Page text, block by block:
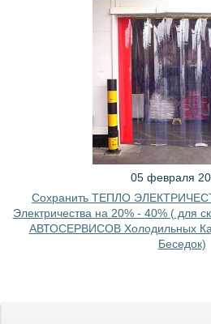
05 февраля
Сохранить ТЕПЛО
Электричества на 20% - 40% ( для
АВТОСЕРВИСОВ Холодильных
Беседок)